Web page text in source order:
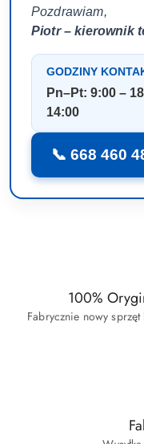
Pozdrawiam,
Piotr – kierownik
GODZINY
Pn–Pt: 9:00 –
14:00
📞 668 460
100%
Fabrycznie nowy